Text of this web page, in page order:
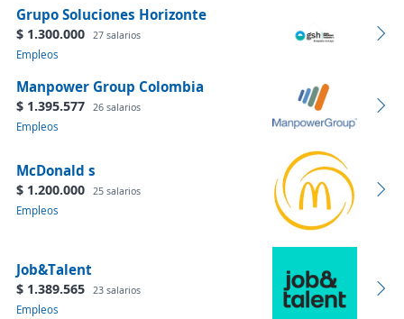
Grupo Soluciones Horizonte
$ 1.300.000 27 salarios
Empleos
Manpower Group Colombia
$ 1.395.577 26 salarios
Empleos
McDonald s
$ 1.200.000 25 salarios
Empleos
Job&Talent
$ 1.389.565 23 salarios
Empleos